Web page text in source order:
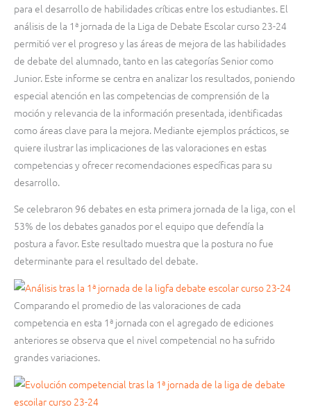
para el desarrollo de habilidades críticas entre los estudiantes. El
análisis de la 1ª jornada de la Liga de Debate Escolar curso 23-24
permitió ver el progreso y las áreas de mejora de las habilidades
de debate del alumnado, tanto en las categorías Senior como
Junior. Este informe se centra en analizar los resultados, poniendo
especial atención en las competencias de comprensión de la
moción y relevancia de la información presentada, identificadas
como áreas clave para la mejora. Mediante ejemplos prácticos, se
quiere ilustrar las implicaciones de las valoraciones en estas
competencias y ofrecer recomendaciones específicas para su
desarrollo.
Se celebraron 96 debates en esta primera jornada de la liga, con el
53% de los debates ganados por el equipo que defendía la
postura a favor. Este resultado muestra que la postura no fue
determinante para el resultado del debate.
Comparando el promedio de las valoraciones de cada
competencia en esta 1ª jornada con el agregado de ediciones
anteriores se observa que el nivel competencial no ha sufrido
grandes variaciones.